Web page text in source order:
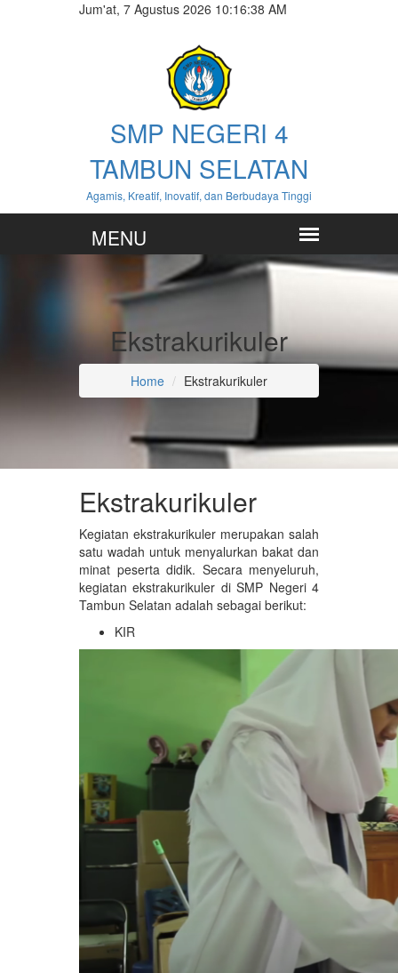
Jum'at, 7 Agustus 2026 10:16:40 AM
SMP NEGERI 4
TAMBUN SELATAN
Agamis, Kreatif, Inovatif, dan Berbudaya Tinggi
Ekstrakurikuler
Home Ekstrakurikuler
Ekstrakurikuler
Kegiatan ekstrakurikuler merupakan salah
satu wadah untuk menyalurkan bakat dan
minat peserta didik. Secara menyeluruh,
kegiatan ekstrakurikuler di SMP Negeri 4
Tambun Selatan adalah sebagai berikut:
KIR